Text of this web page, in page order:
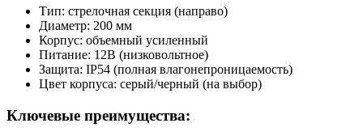
Тип: стрелочная секция (направо)
Диаметр: 200 мм
Корпус: объемный усиленный
Питание: 12В (низковольтное)
Защита: IP54 (полная влагонепроницаемость)
Цвет корпуса: серый/черный (на выбор)
Ключевые преимущества: